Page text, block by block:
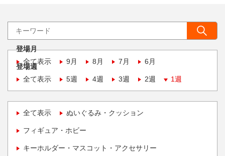
登場月
全て表示
9月 8月 7月 6月
登場週
全て表示
5週 4週 3週 2週 1週
全て表示 ぬいぐるみ・クッション
フィギュア・ホビー
キーホルダー・マスコット・アクセサリー